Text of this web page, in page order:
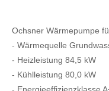
Ochsner Wärmepumpe
- Wärmequelle
- Heizleistung 84,5 kW
- Kühlleistung 80,0 kW
- Energieeffizienzklasse